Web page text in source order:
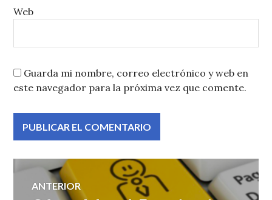
Web
Guarda mi nombre, correo electrónico y web en
este navegador para la próxima vez que comente.
Navegación
ANTERIOR